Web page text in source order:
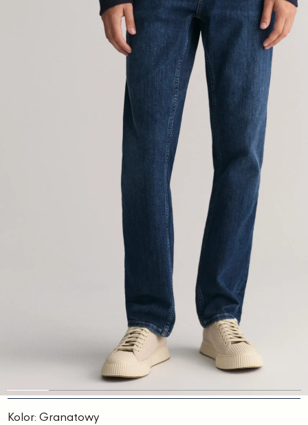
Slajd
Slajd
Slajd
Slajd
Slajd
Slajd
Slajd
Kolor:Granatowy